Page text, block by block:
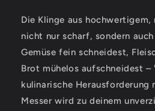
Die Klinge aus
nicht nur scharf, sondern
Gemüse fein schneidest,
Brot mühelos aufschneidest
kulinarische Herausforderung
Messer wird zu deinem